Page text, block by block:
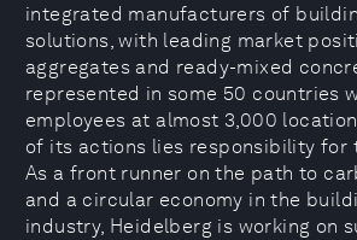
integrated manufacturers of
solutions, with leading market
aggregates and ready-mixed
represented in some 50 countries
employees at almost 3,000
of its actions lies responsibility for
As a front runner on the path to
and a circular economy in the
industry, Heidelberg is working on